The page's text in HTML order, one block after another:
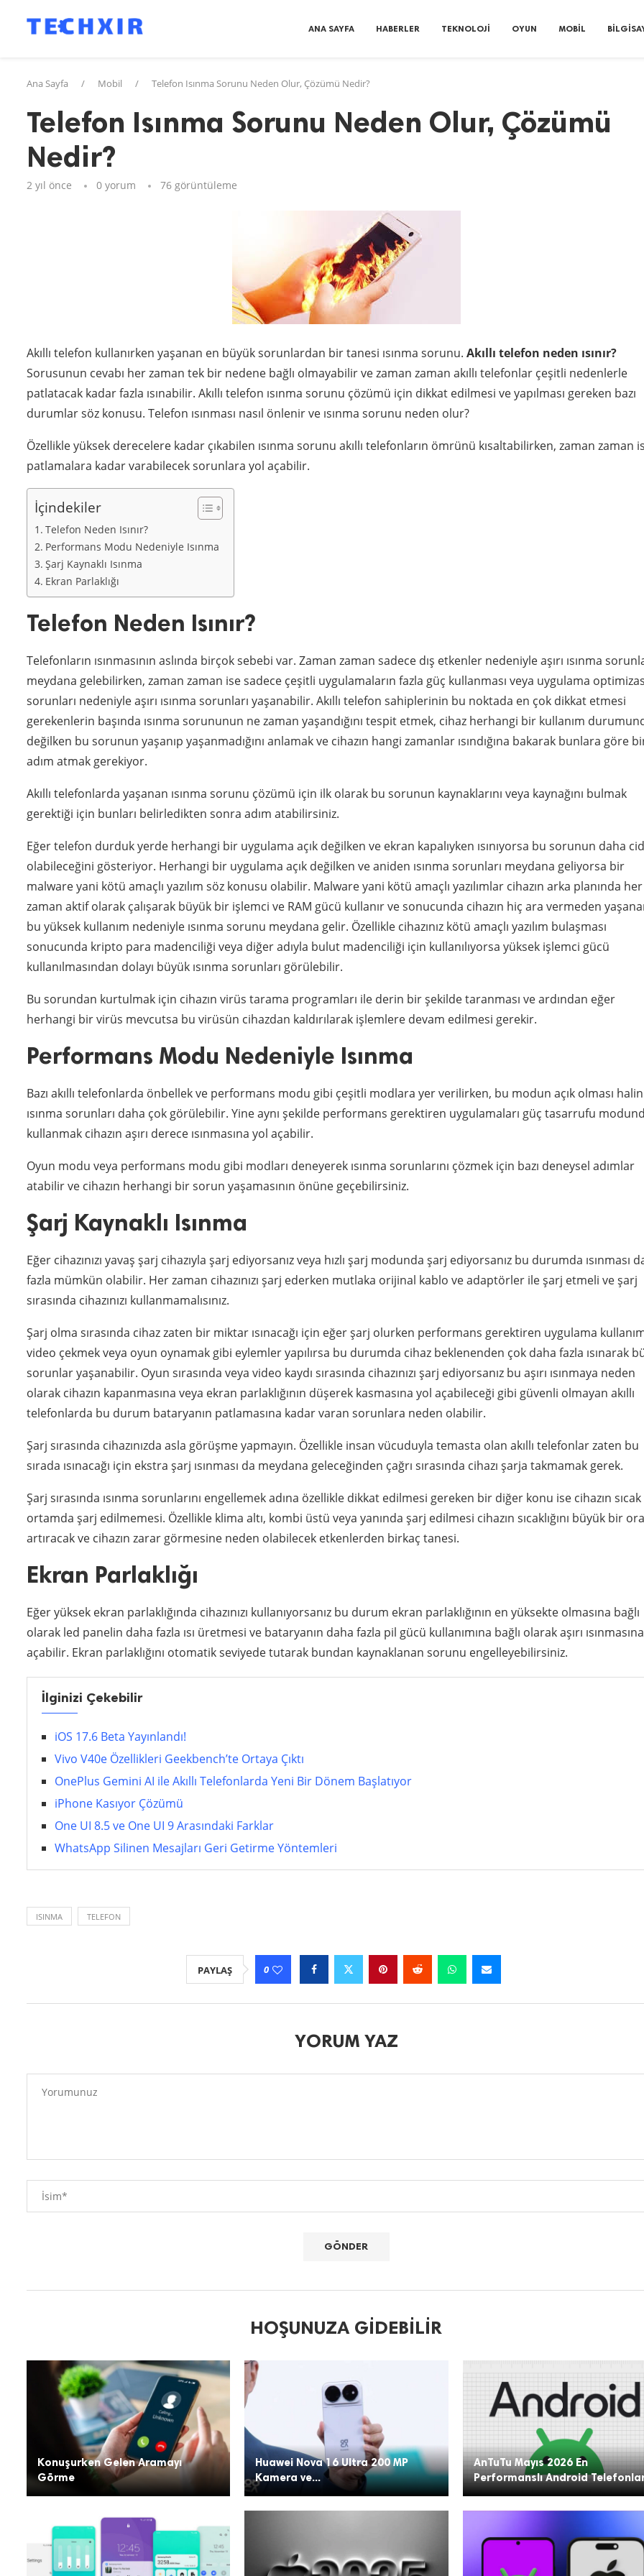
ANA SAYFA HABERLER TEKNOLOJI OYUN MOBIL
Ana Sayfa / Mobil / Telefon Isınma Sorunu Neden Olur, Çözümü Nedir?
Telefon Isınma Sorunu Neden Olur, Çözümü
Nedir?
2 yıl önce 0 yorum 76 görüntüleme
Akıllı telefon kullanırken yaşanan en büyük sorunlardan bir tanesi ısınma sorunu. Akıllı telefon neden ısınır?
Sorusunun cevabı her zaman tek bir nedene bağlı olmayabilir ve zaman zaman akıllı telefonlar çeşitli nedenlerle
patlatacak kadar fazla ısınabilir. Akıllı telefon ısınma sorunu çözümü için dikkat edilmesi ve yapılması gereken bazı
durumlar söz konusu. Telefon ısınması nasıl önlenir ve ısınma sorunu neden olur?
Özellikle yüksek derecelere kadar çıkabilen ısınma sorunu akıllı telefonların ömrünü kısaltabilirken, zaman zaman
patlamalara kadar varabilecek sorunlara yol açabilir.
İçindekiler
Telefon Neden Isınır?
Performans Modu Nedeniyle Isınma
Şarj Kaynaklı Isınma
Ekran Parlaklığı
Telefon Neden Isınır?
Telefonların ısınmasının aslında birçok sebebi var. Zaman zaman sadece dış etkenler nedeniyle aşırı ısınma
meydana gelebilirken, zaman zaman ise sadece çeşitli uygulamaların fazla güç kullanması veya uygulama
sorunları nedeniyle aşırı ısınma sorunları yaşanabilir. Akıllı telefon sahiplerinin bu noktada en çok dikkat etmesi
gerekenlerin başında ısınma sorununun ne zaman yaşandığını tespit etmek, cihaz herhangi bir kullanım
değilken bu sorunun yaşanıp yaşanmadığını anlamak ve cihazın hangi zamanlar ısındığına bakarak bunlara göre
adım atmak gerekiyor.
Akıllı telefonlarda yaşanan ısınma sorunu çözümü için ilk olarak bu sorunun kaynaklarını veya kaynağını bulmak
gerektiği için bunları belirledikten sonra adım atabilirsiniz.
Eğer telefon durduk yerde herhangi bir uygulama açık değilken ve ekran kapalıyken ısınıyorsa bu sorunun daha
olabileceğini gösteriyor. Herhangi bir uygulama açık değilken ve aniden ısınma sorunları meydana geliyorsa bir
malware yani kötü amaçlı yazılım söz konusu olabilir. Malware yani kötü amaçlı yazılımlar cihazın arka planında her
zaman aktif olarak çalışarak büyük bir işlemci ve RAM gücü kullanır ve sonucunda cihazın hiç ara vermeden
bu yüksek kullanım nedeniyle ısınma sorunu meydana gelir. Özellikle cihazınız kötü amaçlı yazılım bulaşması
sonucunda kripto para madenciliği veya diğer adıyla bulut madenciliği için kullanılıyorsa yüksek işlemci gücü
kullanılmasından dolayı büyük ısınma sorunları görülebilir.
Bu sorundan kurtulmak için cihazın virüs tarama programları ile derin bir şekilde taranması ve ardından eğer
herhangi bir virüs mevcutsa bu virüsün cihazdan kaldırılarak işlemlere devam edilmesi gerekir.
Performans Modu Nedeniyle Isınma
Bazı akıllı telefonlarda önbellek ve performans modu gibi çeşitli modlara yer verilirken, bu modun açık olması
ısınma sorunları daha çok görülebilir. Yine aynı şekilde performans gerektiren uygulamaları güç tasarrufu
kullanmak cihazın aşırı derece ısınmasına yol açabilir.
Oyun modu veya performans modu gibi modları deneyerek ısınma sorunlarını çözmek için bazı deneysel adımlar
atabilir ve cihazın herhangi bir sorun yaşamasının önüne geçebilirsiniz.
Şarj Kaynaklı Isınma
Eğer cihazınızı yavaş şarj cihazıyla şarj ediyorsanız veya hızlı şarj modunda şarj ediyorsanız bu durumda ısınması
fazla mümkün olabilir. Her zaman cihazınızı şarj ederken mutlaka orijinal kablo ve adaptörler ile şarj etmeli ve şarj
sırasında cihazınızı kullanmamalısınız.
Şarj olma sırasında cihaz zaten bir miktar ısınacağı için eğer şarj olurken performans gerektiren uygulama
video çekmek veya oyun oynamak gibi eylemler yapılırsa bu durumda cihaz beklenenden çok daha fazla ısınarak
sorunlar yaşanabilir. Oyun sırasında veya video kaydı sırasında cihazınızı şarj ediyorsanız bu aşırı ısınmaya neden
olarak cihazın kapanmasına veya ekran parlaklığının düşerek kasmasına yol açabileceği gibi güvenli olmayan akıllı
telefonlarda bu durum bataryanın patlamasına kadar varan sorunlara neden olabilir.
Şarj sırasında cihazınızda asla görüşme yapmayın. Özellikle insan vücuduyla temasta olan akıllı telefonlar zaten bu
sırada ısınacağı için ekstra şarj ısınması da meydana geleceğinden çağrı sırasında cihazı şarja takmamak gerek.
Şarj sırasında ısınma sorunlarını engellemek adına özellikle dikkat edilmesi gereken bir diğer konu ise cihazın sıcak
ortamda şarj edilmemesi. Özellikle klima altı, kombi üstü veya yanında şarj edilmesi cihazın sıcaklığını büyük bir
artıracak ve cihazın zarar görmesine neden olabilecek etkenlerden birkaç tanesi.
Ekran Parlaklığı
Eğer yüksek ekran parlaklığında cihazınızı kullanıyorsanız bu durum ekran parlaklığının en yüksekte olmasına bağlı
olarak led panelin daha fazla ısı üretmesi ve bataryanın daha fazla pil gücü kullanımına bağlı olarak aşırı
açabilir. Ekran parlaklığını otomatik seviyede tutarak bundan kaynaklanan sorunu engelleyebilirsiniz.
İlginizi Çekebilir
iOS 17.6 Beta Yayınlandı!
Vivo V40e Özellikleri Geekbench’te Ortaya Çıktı
OnePlus Gemini AI ile Akıllı Telefonlarda Yeni Bir Dönem Başlatıyor
iPhone Kasıyor Çözümü
One UI 8.5 ve One UI 9 Arasındaki Farklar
WhatsApp Silinen Mesajları Geri Getirme Yöntemleri
ISINMA TELEFON
PAYLAŞ 0
YORUM YAZ
HOŞUNUZA GIDEBILIR
Konuşurken Gelen Aramayı
Görme
Huawei Nova 16 Ultra 200 MP
Kamera ve...
AnTuTu Mayıs 2026 En
Performanslı Android